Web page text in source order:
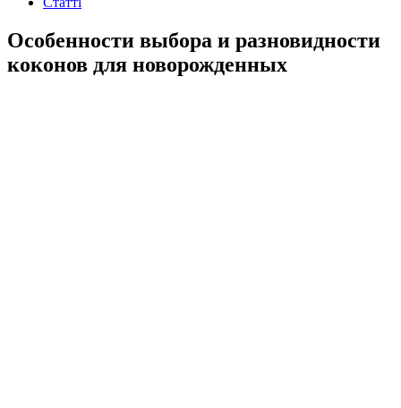
Особенности выбора и разновидности
коконов для новорожденных